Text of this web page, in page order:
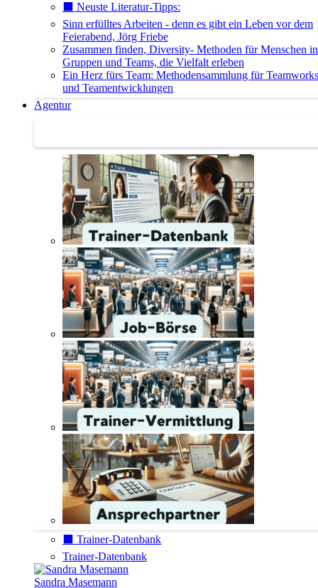
⬛️ Neuste Literatur-Tipps:
Sinn erfülltes Arbeiten - denn es gibt ein Leben vor dem
Feierabend, Jörg Friebe
Zusammen finden, Diversity- Methoden für Menschen in
Gruppen und Teams, die Vielfalt erleben
Ein Herz fürs Team: Methodensammlung für
und Teamentwicklungen
Agentur
⬛️ Trainer-Datenbank
Trainer-Datenbank
Sandra Masemann